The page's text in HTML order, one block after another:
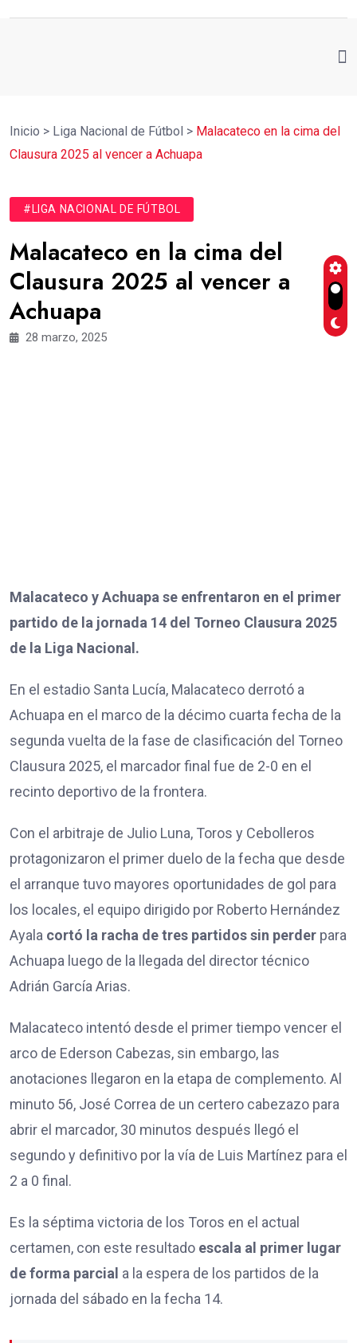
Inicio > Liga Nacional de Fútbol > Malacateco en la cima del
Clausura 2025 al vencer a Achuapa
#LIGA NACIONAL DE FÚTBOL
Malacateco en la cima del
Clausura 2025 al vencer a
Achuapa
28 marzo, 2025
Malacateco y Achuapa se enfrentaron en el primer
partido de la jornada 14 del Torneo Clausura 2025
de la Liga Nacional.
En el estadio Santa Lucía, Malacateco derrotó a
Achuapa en el marco de la décimo cuarta fecha de la
segunda vuelta de la fase de clasificación del Torneo
Clausura 2025, el marcador final fue de 2-0 en el
recinto deportivo de la frontera.
Con el arbitraje de Julio Luna, Toros y Cebolleros
protagonizaron el primer duelo de la fecha que desde
el arranque tuvo mayores oportunidades de gol para
los locales, el equipo dirigido por Roberto Hernández
Ayala cortó la racha de tres partidos sin perder para
Achuapa luego de la llegada del director técnico
Adrián García Arias.
Malacateco intentó desde el primer tiempo vencer el
arco de Ederson Cabezas, sin embargo, las
anotaciones llegaron en la etapa de complemento. Al
minuto 56, José Correa de un certero cabezazo para
abrir el marcador, 30 minutos después llegó el
segundo y definitivo por la vía de Luis Martínez para el
2 a 0 final.
Es la séptima victoria de los Toros en el actual
certamen, con este resultado escala al primer lugar
de forma parcial a la espera de los partidos de la
jornada del sábado en la fecha 14.